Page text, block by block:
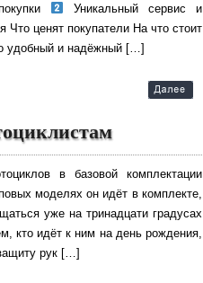
Уникальный сервис и
Что ценят покупатели На что стоит
удобный и надёжный […]
в базовой комплектации
моделях он идёт в комплекте,
уже на тринадцати градусах
кто идёт к ним на день рождения,
рук […]